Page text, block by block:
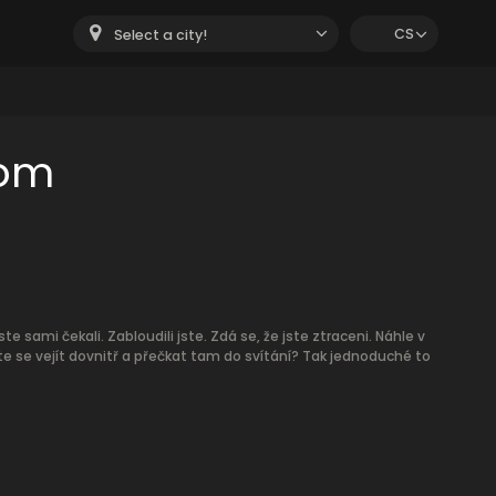
Select a city! CS
sami čekali. Zabloudili jste. Zdá se, že jste ztraceni. Náhle v
se vejít dovnitř a přečkat tam do svítání? Tak jednoduché to